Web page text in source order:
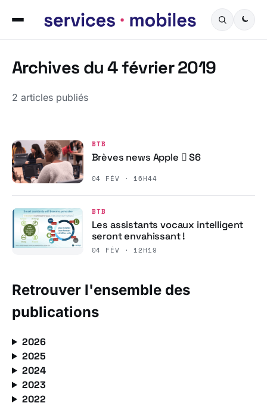
Archives du 4 février 2019
2 articles publiés
BTB
Brèves news Apple  S6
04 FÉV · 16H44
BTB
Les assistants vocaux intelligent
seront envahissant !
04 FÉV · 12H19
Retrouver l'ensemble des
publications
2026
2025
2024
2023
2022